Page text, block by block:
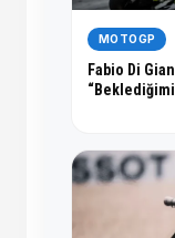
MOTOGP
Fabio Di